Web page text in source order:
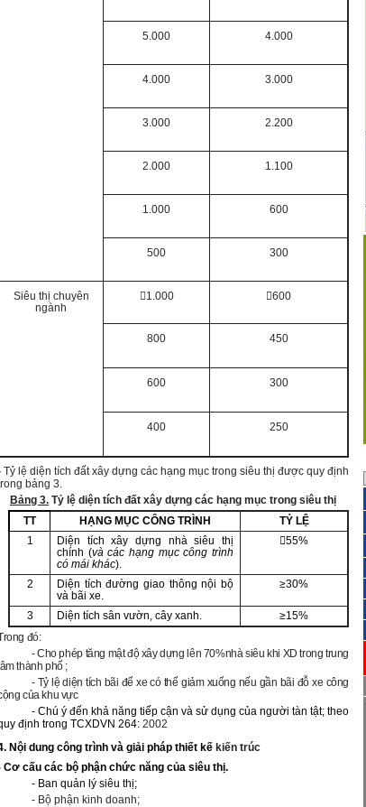
5.000 4.000
4.000 3.000
3.000 2.200
2.000 1.100
1.000 600
500 300
Siêu thị chuyên
ngành
1.000 600
800 450
600 300
400 250
Tỷ lệ diện tích đất xây dựng các hạng mục trong siêu thị được quy định
bảng 3.
Bảng 3. Tỷ lệ diện tích đất xây dựng các hạng mục trong siêu thị
TT
HẠNG MỤC CÔNG TRÌNH
TỶ LỆ
1
Diện tích xây dựng nhà siêu thị
chính (và các hạng mục công trình
có mái khác).
55%
2
Diện tích đường giao thông nội bộ
và bãi xe.
≥30%
3 Diện tích sân vườn, cây xanh.
≥15%
đó:
- Cho phép tăng mật độ xây dựng lên 70%nhà siêu khi XD trong trung
thành phố ;
- Tỷ lệ diện tích bãi để xe có thể giảm xuống nếu gần bãi đỗ xe công
của khu vực
- Chú ý đến khả năng tiếp cận và sử dụng của người tàn tật; theo
định trong TCXDVN 264: 2002
Nội dung công trình và giải pháp thiết kế kiến trúc
Cơ cấu các bộ phận chức năng của siêu thị.
- Ban quản lý siêu thị;
- Bộ phận kinh doanh;